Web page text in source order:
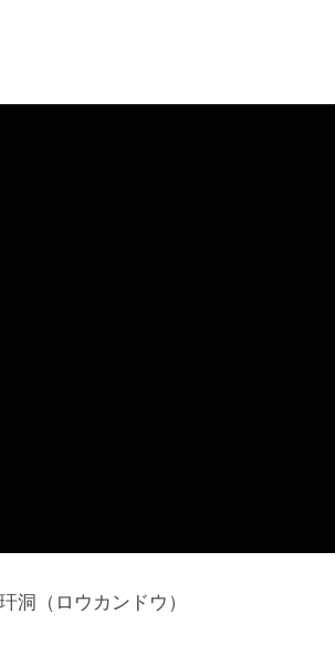
洞（ロウカンドウ）